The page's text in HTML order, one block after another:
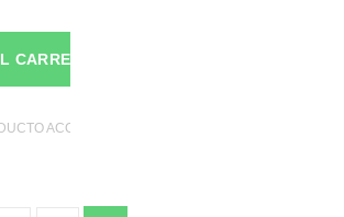
CARRELLO
ACCESSORI DI MANICHINI